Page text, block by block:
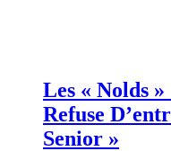
Les « Nolds
Refuse
Senior »